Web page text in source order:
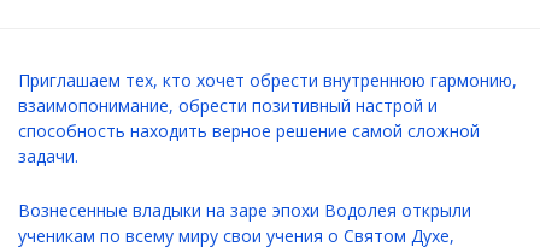
Приглашаем тех, кто хочет обрести внутреннюю гармонию,
взаимопонимание, обрести позитивный настрой и
способность находить верное решение самой сложной
задачи.
Вознесенные владыки на заре эпохи Водолея открыли
ученикам по всему миру свои учения о Святом Духе,